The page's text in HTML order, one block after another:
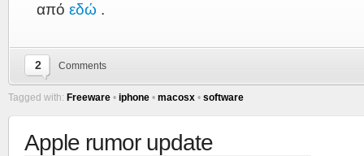
από εδώ .
2 Comments
Tagged with: Freeware • iphone • macosx • software
Apple rumor update